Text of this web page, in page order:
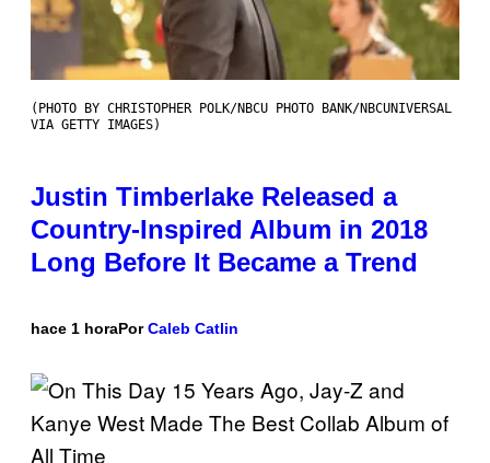
(PHOTO BY CHRISTOPHER POLK/NBCU PHOTO BANK/NBCUNIVERSAL
VIA GETTY IMAGES)
Justin Timberlake Released a
Country-Inspired Album in 2018
Long Before It Became a Trend
hace 1 horaPorCaleb Catlin